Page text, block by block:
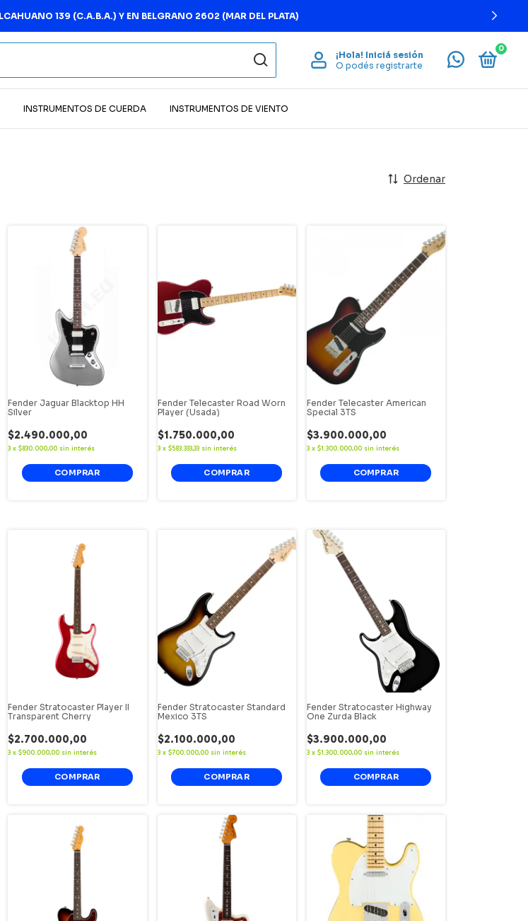
MEJOR PRECIO
¡Hola! Iniciá sesión
O podés registrarte
0
INSTRUMENTOS DE CUERDA INSTRUMENTOS DE VIENTO
Ordenar
Fender Jaguar Blacktop HH
Silver
$2.490.000,00
3 x$830.000,00 sin interés
Fender Telecaster Road Worn
Player (Usada)
$1.750.000,00
3 x $583.333,33 sin interés
Fender Telecaster American
Special 3TS
$3.900.000,00
3 x $1.300.000,00 sin interés
Fender Stratocaster Player II
Transparent Cherry
$2.700.000,00
3 x$900.000,00 sin interés
Fender Stratocaster Standard
Mexico 3TS
$2.100.000,00
3 x $700.000,00 sin interés
Fender Stratocaster Highway
One Zurda Black
$3.900.000,00
3 x $1.300.000,00 sin interés